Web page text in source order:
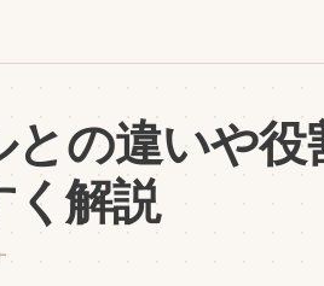
の違いや役
解説